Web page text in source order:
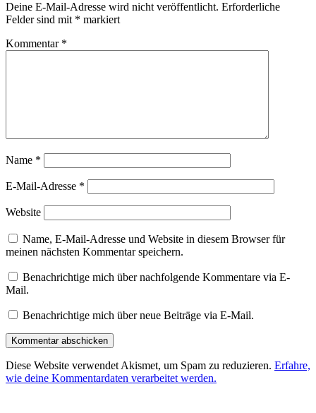
Deine E-Mail-Adresse wird nicht veröffentlicht. Erforderliche
Felder sind mit * markiert
Kommentar *
Name *
E-Mail-Adresse *
Website
Name, E-Mail-Adresse und Website in diesem Browser für
meinen nächsten Kommentar speichern.
Benachrichtige mich über nachfolgende Kommentare via E-
Mail.
Benachrichtige mich über neue Beiträge via E-Mail.
Diese Website verwendet Akismet, um Spam zu reduzieren. Erfahre,
wie deine Kommentardaten verarbeitet werden.